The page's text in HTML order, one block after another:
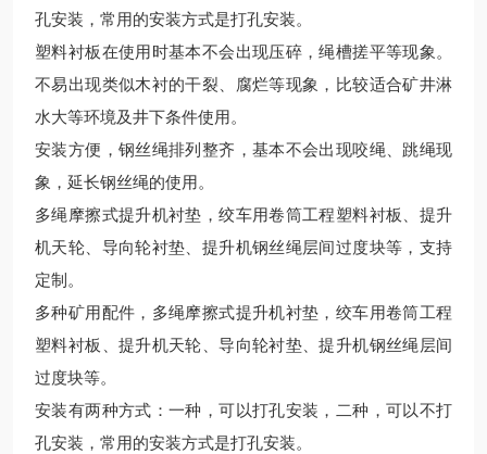
孔安装，常用的安装方式是打孔安装。
塑料衬板在使用时基本不会出现压碎，绳槽搓平等现象。
不易出现类似木衬的干裂、腐烂等现象，比较适合矿井淋
水大等环境及井下条件使用。
安装方便，钢丝绳排列整齐，基本不会出现咬绳、跳绳现
象，延长钢丝绳的使用。
多绳摩擦式提升机衬垫，绞车用卷筒工程塑料衬板、提升
机天轮、导向轮衬垫、提升机钢丝绳层间过度块等，支持
定制。
多种矿用配件，多绳摩擦式提升机衬垫，绞车用卷筒工程
塑料衬板、提升机天轮、导向轮衬垫、提升机钢丝绳层间
过度块等。
安装有两种方式：一种，可以打孔安装，二种，可以不打
孔安装，常用的安装方式是打孔安装。